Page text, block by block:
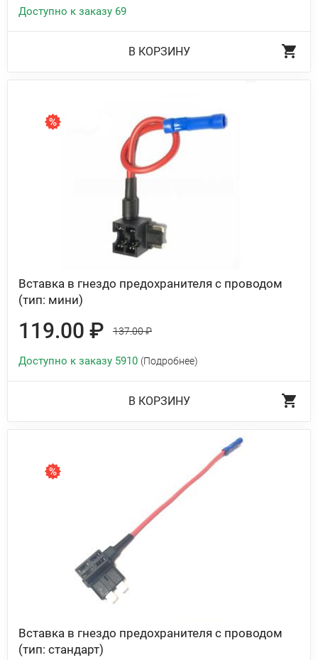
Доступно к заказу 69
В КОРЗИНУ
Вставка в гнездо предохранителя с проводом
(тип: мини)
119.00 ₽ 137.00 ₽
Доступно к заказу 5910 (Подробнее)
В КОРЗИНУ
Вставка в гнездо предохранителя с проводом
(тип: стандарт)